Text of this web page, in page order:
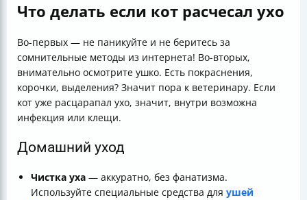
Что делать если кот расчесал ухо
Во-первых — не паникуйте и не беритесь за
сомнительные методы из интернета! Во-вторых,
внимательно осмотрите ушко. Есть покраснения,
корочки, выделения? Значит пора к ветеринару. Если
кот уже расцарапал ухо, значит, внутри возможна
инфекция или клещи.
Домашний уход
Чистка уха — аккуратно, без фанатизма.
Используйте специальные средства для ушей